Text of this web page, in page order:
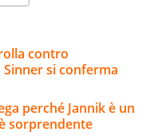
contro
si conferma
perché Jannik è un
sorprendente